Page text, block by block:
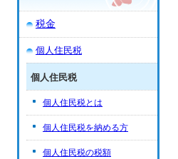
税金
個人住民税
個人住民税
個人住民税とは
個人住民税を納める方
個人住民税の税額